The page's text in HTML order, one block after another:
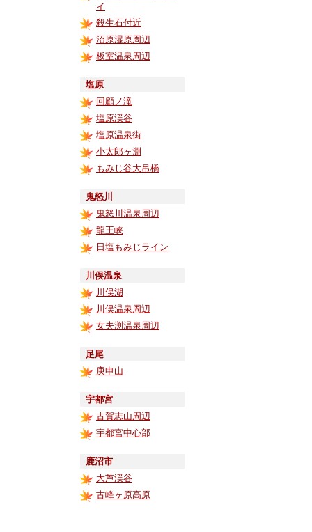
イ
殺生石付近
沼原湿原周辺
板室温泉周辺
塩原
回顧ノ滝
塩原渓谷
塩原温泉街
小太郎ヶ淵
もみじ谷大吊橋
鬼怒川
鬼怒川温泉周辺
龍王峡
日塩もみじライン
川俣温泉
川俣湖
川俣温泉周辺
女夫渕温泉周辺
足尾
庚申山
宇都宮
古賀志山周辺
宇都宮中心部
鹿沼市
大芦渓谷
古峰ヶ原高原